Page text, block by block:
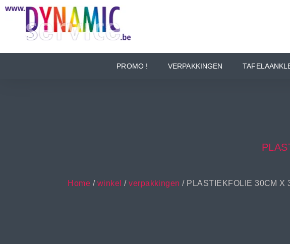
PROMO ! VERPAKKINGEN
Home / winkel /verpakkingen / PLASTIEKFOLIE 30CM X